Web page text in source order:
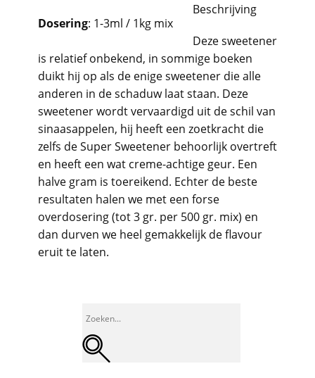
Beschrijving
Dosering: 1-3ml / 1kg mix
Deze sweetener
is relatief onbekend, in sommige boeken
duikt hij op als de enige sweetener die alle
anderen in de schaduw laat staan. Deze
sweetener wordt vervaardigd uit de schil van
sinaasappelen, hij heeft een zoetkracht die
zelfs de Super Sweetener behoorlijk overtreft
en heeft een wat creme-achtige geur. Een
halve gram is toereikend. Echter de beste
resultaten halen we met een forse
overdosering (tot 3 gr. per 500 gr. mix) en
dan durven we heel gemakkelijk de flavour
eruit te laten.